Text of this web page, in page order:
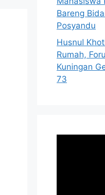
Bareng
Posyandu
Husnul
Rumah,
Kuningan
73